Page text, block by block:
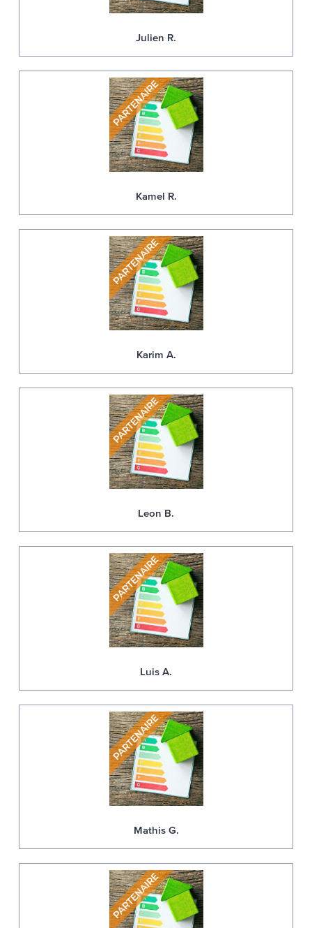
Julien R.
Kamel R.
Karim A.
Leon B.
Luis A.
Mathis G.